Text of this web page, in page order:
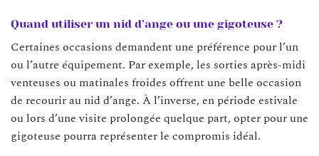
Quand utiliser un nid d’ange ou une gigoteuse ?
Certaines occasions demandent une préférence pour l’un
ou l’autre équipement. Par exemple, les sorties après-midi
venteuses ou matinales froides offrent une belle occasion
de recourir au nid d’ange. À l’inverse, en période estivale
ou lors d’une visite prolongée quelque part, opter pour une
gigoteuse pourra représenter le compromis idéal.